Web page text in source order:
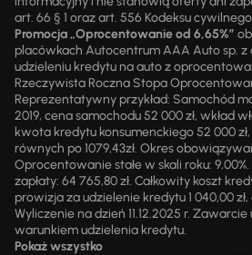
art. 66 § 1 oraz art. 556 Kodeksu
Promocja „Oprocentowanie od 6,65%”
placówkach Autocentrum AAA Auto sp. z
udzieleniu kredytu na auto z
Rzeczywista Roczna Stopa
Reprezentatywny przykład: Samochód
2019, cena samochodu 52 000 zł, wkład
kwota kredytu konsumenckiego 52 000
równych po 1079,43zł. Okres
Oprocentowanie stałe w skali roku:
zapłaty: 64 765,80 zł. Całkowity koszt
prowizja za udzielenie kredytu 1 040,00 zł,
Wyliczenie na dzień 11.12.2025 r.
warunkiem udzielenia kredytu.
Pokaż wszystko